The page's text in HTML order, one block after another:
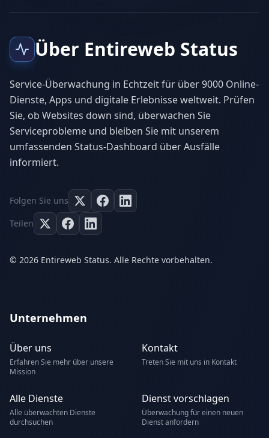
Über Entireweb Status
Service-Überwachung in Echtzeit für über 9000 Online-
Dienste, Apps und digitale Erlebnisse weltweit. Prüfen
Sie, ob Websites down sind, überwachen Sie
Serviceprobleme und bleiben Sie mit unserem
umfassenden Status-Dashboard über Ausfälle
informiert.
Folgen Sie uns
Teilen
© 2026 Entireweb Status. Alle Rechte vorbehalten.
Unternehmen
Über uns
Erfahren Sie mehr über unsere
Mission
Kontakt
Treten Sie mit uns in Kontakt
Alle Dienste
Alle überwachten Dienste
durchsuchen
Dienst vorschlagen
Überwachung für einen neuen
Dienst anfordern